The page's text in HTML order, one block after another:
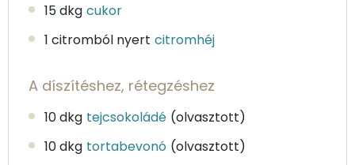
15 dkg cukor
1 citromból nyert citromhéj
A díszítéshez, rétegzéshez
10 dkg tejcsokoládé (olvasztott)
10 dkg tortabevonó (olvasztott)